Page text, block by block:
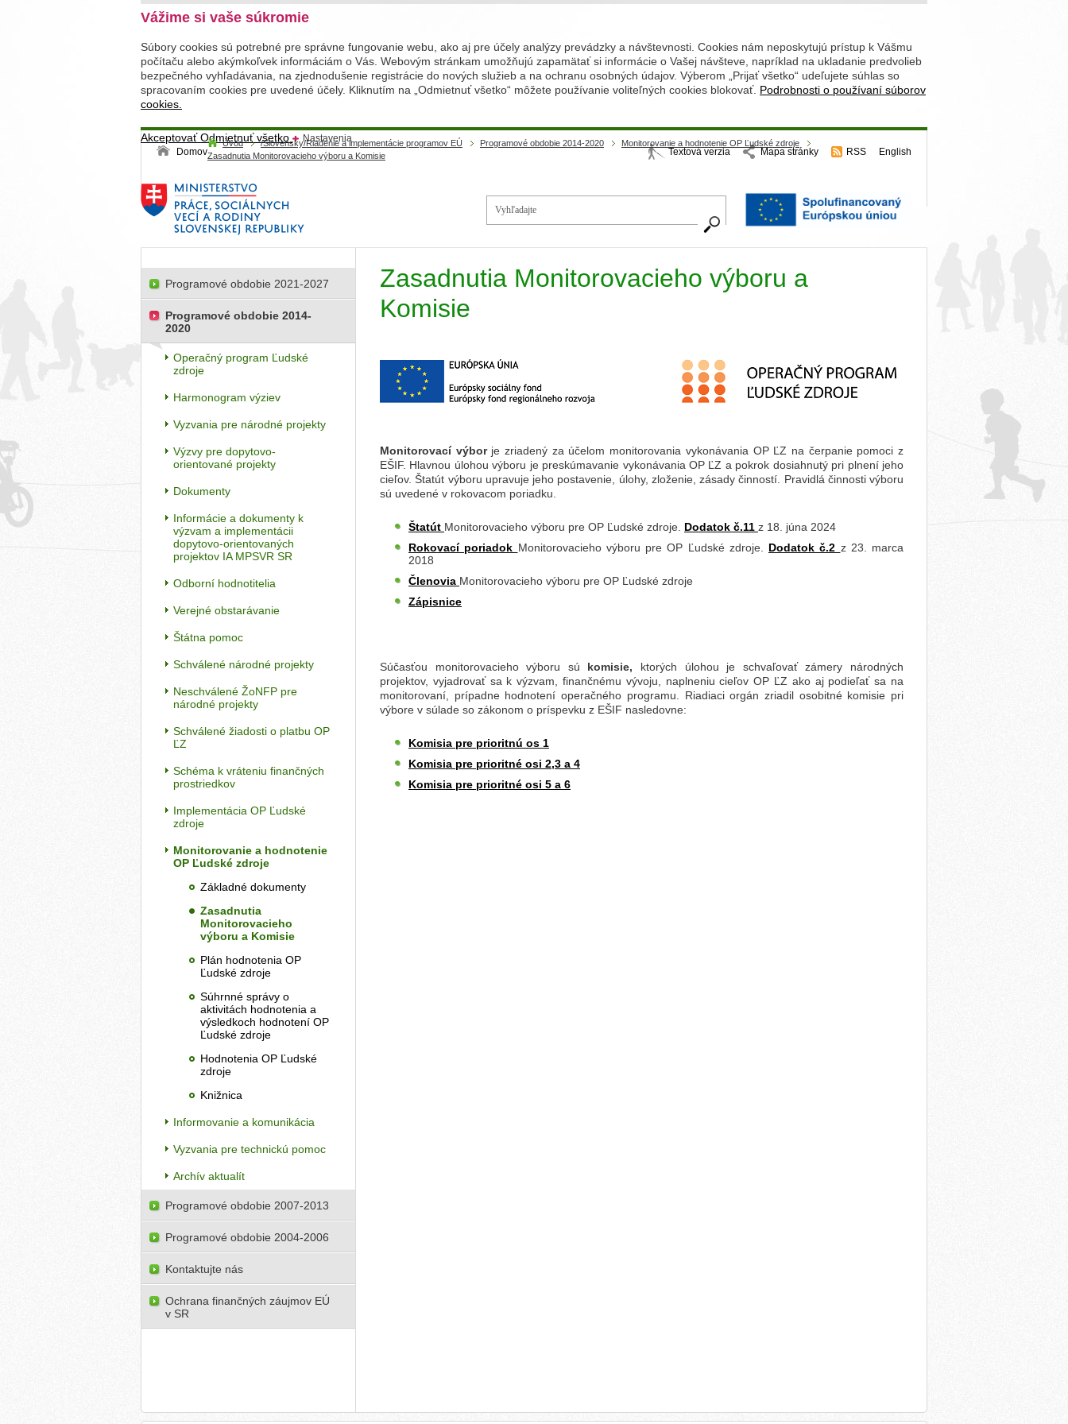
Vážime si vaše súkromie
Súbory cookies sú potrebné pre správne fungovanie webu, ako aj pre účely analýzy prevádzky a návštevnosti. Cookies nám neposkytujú prístup k Vášmu
počítaču alebo akýmkoľvek informáciám o Vás. Webovým stránkam umožňujú zapamätať si informácie o Vašej návšteve, napríklad na ukladanie predvolieb
bezpečného vyhľadávania, na zjednodušenie registrácie do nových služieb a na ochranu osobných údajov. Výberom „Prijať všetko“ udeľujete súhlas so
spracovaním cookies pre uvedené účely. Kliknutím na „Odmietnuť všetko“ môžete používanie voliteľných cookies blokovať. Podrobnosti o používaní súborov
cookies.
AkceptovaťOdmietnuť všetko
Nastavenia
Domov
Textová verzia Mapa stránky RSS English
Úvod /Slovensky/Riadenie a implementácie programov EÚ Programové obdobie 2014-2020
Monitorovanie a hodnotenie OP Ľudské zdroje
Zasadnutia Monitorovacieho výboru a Komisie
Zasadnutia Monitorovacieho výboru a
Komisie
Monitorovací výbor je zriadený za účelom monitorovania vykonávania OP ĽZ na čerpanie pomoci z
EŠIF. Hlavnou úlohou výboru je preskúmavanie vykonávania OP ĽZ a pokrok dosiahnutý pri plnení jeho
cieľov. Štatút výboru upravuje jeho postavenie, úlohy, zloženie, zásady činností. Pravidlá činnosti výboru
sú uvedené v rokovacom poriadku.
Štatút Monitorovacieho výboru pre OP Ľudské zdroje. Dodatok č.11 z 18. júna 2024
Rokovací poriadok Monitorovacieho výboru pre OP Ľudské zdroje. Dodatok č.2 z 23. marca
2018
Členovia Monitorovacieho výboru pre OP Ľudské zdroje
Zápisnice
Súčasťou monitorovacieho výboru sú komisie, ktorých úlohou je schvaľovať zámery národných
projektov, vyjadrovať sa k výzvam, finančnému vývoju, naplneniu cieľov OP ĽZ ako aj podieľať sa na
monitorovaní, prípadne hodnotení operačného programu. Riadiaci orgán zriadil osobitné komisie pri
výbore v súlade so zákonom o príspevku z EŠIF nasledovne:
Komisia pre prioritnú os 1
Komisia pre prioritné osi 2,3 a 4
Komisia pre prioritné osi 5 a 6
Programové obdobie 2021-2027
Programové obdobie 2014-
2020
Operačný program Ľudské
zdroje
Harmonogram výziev
Vyzvania pre národné projekty
Výzvy pre dopytovo-
orientované projekty
Dokumenty
Informácie a dokumenty k
výzvam a implementácii
dopytovo-orientovaných
projektov IA MPSVR SR
Odborní hodnotitelia
Verejné obstarávanie
Štátna pomoc
Schválené národné projekty
Neschválené ŽoNFP pre
národné projekty
Schválené žiadosti o platbu OP
ĽZ
Schéma k vráteniu finančných
prostriedkov
Implementácia OP Ľudské
zdroje
Monitorovanie a hodnotenie
OP Ľudské zdroje
Základné dokumenty
Zasadnutia
Monitorovacieho
výboru a Komisie
Plán hodnotenia OP
Ľudské zdroje
Súhrnné správy o
aktivitách hodnotenia a
výsledkoch hodnotení OP
Ľudské zdroje
Hodnotenia OP Ľudské
zdroje
Knižnica
Informovanie a komunikácia
Vyzvania pre technickú pomoc
Archív aktualít
Programové obdobie 2007-2013
Programové obdobie 2004-2006
Kontaktujte nás
Ochrana finančných záujmov EÚ
v SR